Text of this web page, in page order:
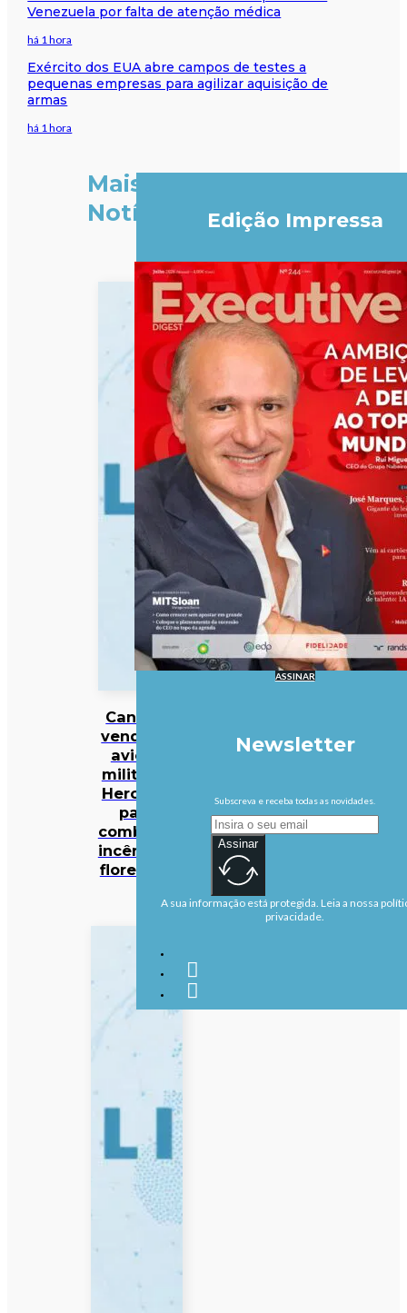
Venezuela por falta de atenção médica
há 1 hora
Exército dos EUA abre campos de testes a
pequenas empresas para agilizar aquisição de
armas
há 1 hora
Mais
Notícias
Canadá
vende 10
aviões
militares
Hercules
para
combater
incêndios
florestais
Edição Impressa
ASSINAR
Newsletter
Subscreva e receba todas as novidades.
Assinar
A sua informação está protegida. Leia a nossa
privacidade.